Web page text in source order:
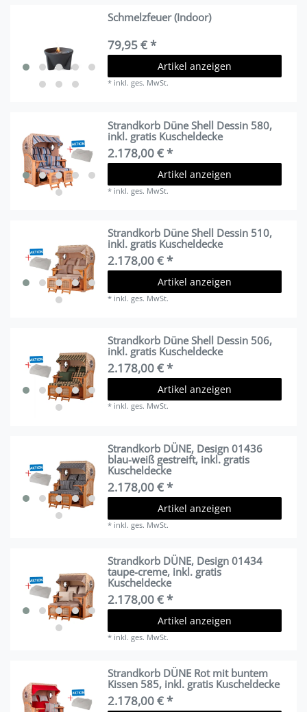
Schmelzfeuer (Indoor)
79,95 € *
Artikel anzeigen
* inkl. ges. MwSt.
Strandkorb Düne Shell Dessin 580,
inkl. gratis Kuscheldecke
2.178,00 € *
Artikel anzeigen
* inkl. ges. MwSt.
Strandkorb Düne Shell Dessin 510,
inkl. gratis Kuscheldecke
2.178,00 € *
Artikel anzeigen
* inkl. ges. MwSt.
Strandkorb Düne Shell Dessin 506,
inkl. gratis Kuscheldecke
2.178,00 € *
Artikel anzeigen
* inkl. ges. MwSt.
Strandkorb DÜNE, Design 01436
blau-weiß gestreift, inkl. gratis
Kuscheldecke
2.178,00 € *
Artikel anzeigen
* inkl. ges. MwSt.
Strandkorb DÜNE, Design 01434
taupe-creme, inkl. gratis
Kuscheldecke
2.178,00 € *
Artikel anzeigen
* inkl. ges. MwSt.
Strandkorb DÜNE Rot mit buntem
Kissen 585, inkl. gratis Kuscheldecke
2.178,00 € *